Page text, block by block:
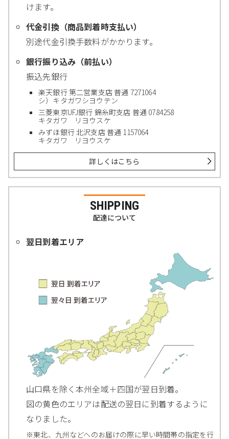
けます。
代金引換（商品到着時支払い）
別途代金引換手数料がかかります。
銀行振り込み（前払い）
振込先銀行
楽天銀行 第二営業支店 普通 7271064
シ）キタガワシヨウテン
三菱東京UFJ銀行 錦糸町支店 普通 0784258
キタガワ リヨウスケ
みずほ銀行 北沢支店 普通 1157064
キタガワ リヨウスケ
詳しくはこちら
SHIPPING
配達について
翌日到着エリア
山口県を除く本州全域＋四国が翌日到着。
図の黄色のエリアは配送の翌日に到着するように
なりました。
※東北、九州などへのお届けの際に早い時間帯の指定を行